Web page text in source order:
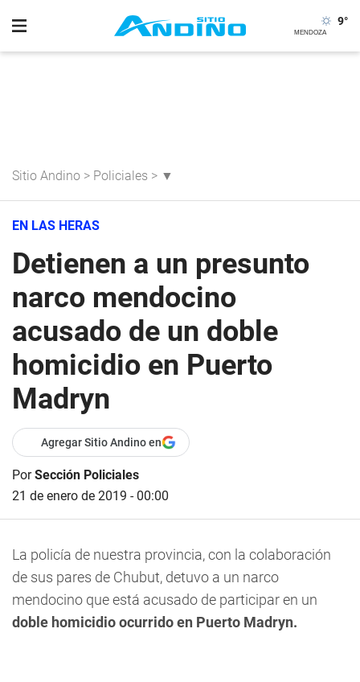
9°
Sitio Andino > Policiales > ▼
EN LAS HERAS
Detienen a un presunto
narco mendocino
acusado de un doble
homicidio en Puerto
Madryn
Agregar Sitio Andino en
PorSección Policiales
21 de enero de 2019 - 00:00
La policía de nuestra provincia, con la colaboración
de sus pares de Chubut, detuvo a un narco
mendocino que está acusado de participar en un
doble homicidio ocurrido en Puerto Madryn.